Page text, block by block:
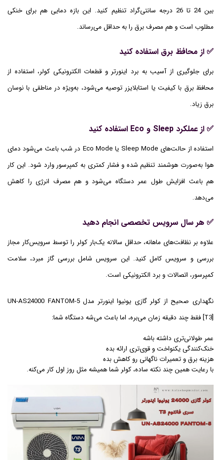
بین 24 تا 26 درجه سانتی‌گراد تنظیم کنید. این بازه دمایی هم برای خنکی
مطلوب است و هم مصرف برق را به حداقل می‌رساند.
✅ از محافظ برق استفاده کنید
برای جلوگیری از آسیب به برد اینورتر و قطعات الکترونیکی کولر، استفاده از
محافظ برق با کیفیت یا استابلایزر توصیه می‌شود، به‌ویژه در مناطقی با نوسان
برق زیاد.
✅ از عملکرد Sleep و Eco استفاده کنید
استفاده از حالت‌های Sleep Mode یا Eco Mode در شب باعث می‌شود دمای
هوا به‌صورت هوشمند تنظیم شده و فشار کمتری به کمپرسور وارد شود. این کار
هم باعث افزایش طول عمر دستگاه می‌شود و هم مصرف انرژی را کاهش
می‌دهد.
✅ هر سال سرویس تخصصی انجام دهید
علاوه بر نظافت‌های ماهانه، حداقل سالانه یک‌بار کولر را توسط سرویس‌کار مجاز
بررسی و سرویس کامل کنید. این سرویس شامل بررسی گاز مبرد، سلامت
کمپرسور، اتصالات و برد الکترونیکی است.
نگهداری صحیح از کولر گازی یونیوا اینورتر مدل UN-AS24000 FANTOM-5
[T3] فقط چند دقیقه زمان می‌بره، اما باعث می‌شه دستگاه شما:
عمر طولانی‌تری داشته باشه
خنک‌کنندگی یکنواخت و قوی‌تری ارائه بده
هزینه برق و تعمیرات ناگهانی رو کاهش بده
با رعایت همین چند نکته ساده، کولر شما همیشه مثل روز اول کار می‌کنه.